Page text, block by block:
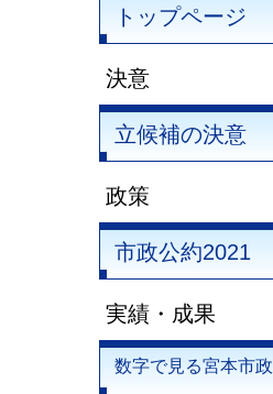
トップページ
決意
立候補の決意
政策
市政公約2021
実績・成果
数字で見る宮本市政